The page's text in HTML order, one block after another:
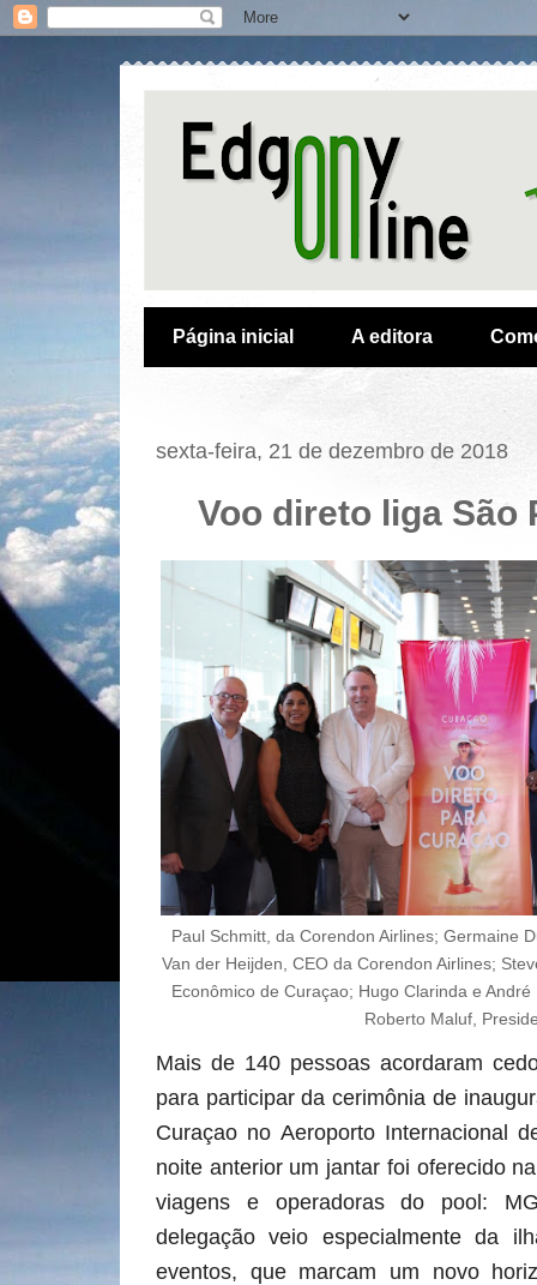
Página inicial A editora
sexta-feira, 21 de dezembro de 2018
Voo direto liga São
Paul Schmitt, da Corendon Airlines; Germaine
Van der Heijden, CEO da Corendon Airlines;
Econômico de Curaçao; Hugo Clarinda e
Roberto Maluf,
Mais de 140 pessoas acordaram
para participar da cerimônia de
Curaçao no Aeroporto Internacional
noite anterior um jantar foi oferecido
viagens e operadoras do pool:
delegação veio especialmente da
eventos, que marcam um novo